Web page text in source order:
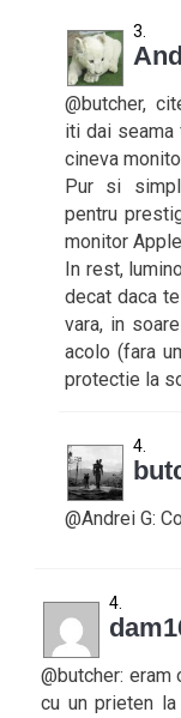
@butcher,
iti dai seama
cineva
Pur si
pentru
monitor
In rest,
decat daca
vara, in
acolo (fara
protectie la
@Andrei G:
@butcher: eram
cu un prieten